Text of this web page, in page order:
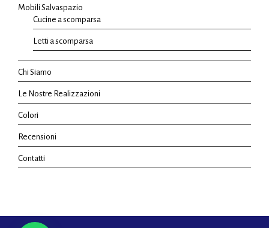
Mobili Salvaspazio
Cucine a scomparsa
Letti a scomparsa
Chi Siamo
Le Nostre Realizzazioni
Colori
Recensioni
Contatti